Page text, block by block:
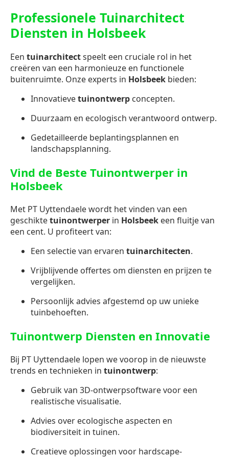
Professionele Tuinarchitect
Diensten in Holsbeek
Een tuinarchitectspeelt een cruciale rol in het
creëren van een harmonieuze en functionele
buitenruimte. Onze experts in Holsbeek bieden:
Innovatievetuinontwerp concepten.
Duurzaam en ecologisch verantwoord ontwerp.
Gedetailleerde beplantingsplannen en
landschapsplanning.
Vind de Beste Tuinontwerper in
Holsbeek
Met PT Uyttendaele wordt het vinden van een
geschiktetuinontwerper in Holsbeek een fluitje van
een cent. U profiteert van:
Een selectie van ervaren tuinarchitecten.
Vrijblijvende offertes om diensten en prijzen te
vergelijken.
Persoonlijk advies afgestemd op uw unieke
tuinbehoeften.
Tuinontwerp Diensten en Innovatie
Bij PT Uyttendaele lopen we voorop in de nieuwste
trends en technieken in tuinontwerp:
Gebruik van 3D-ontwerpsoftware voor een
realistische visualisatie.
Advies over ecologische aspecten en
biodiversiteit in tuinen.
Creatieve oplossingen voor hardscape-